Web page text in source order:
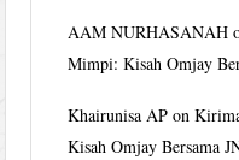
AAM NURHASANAH
Mimpi: Kisah Omjay
Khairunisa AP on
Kisah Omjay Bersama